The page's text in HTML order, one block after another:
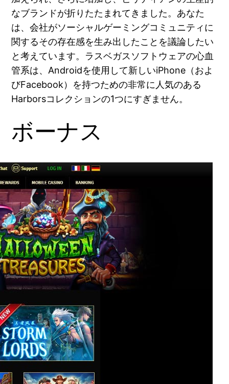
なブランドが折りたたまれてきました。あなた
は、会社がソーシャルゲーミングコミュニティに
関するその存在感を生み出したことを議論したい
と考えています。ラスベガスソフトウェアの心血
管系は、Androidを使用して新しいiPhone（およ
びFacebook）を持つための非常に人気のある
Harborsコレクションの1つにすぎません。
ボーナス